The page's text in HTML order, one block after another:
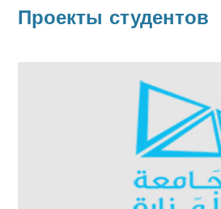
Проекты студентов